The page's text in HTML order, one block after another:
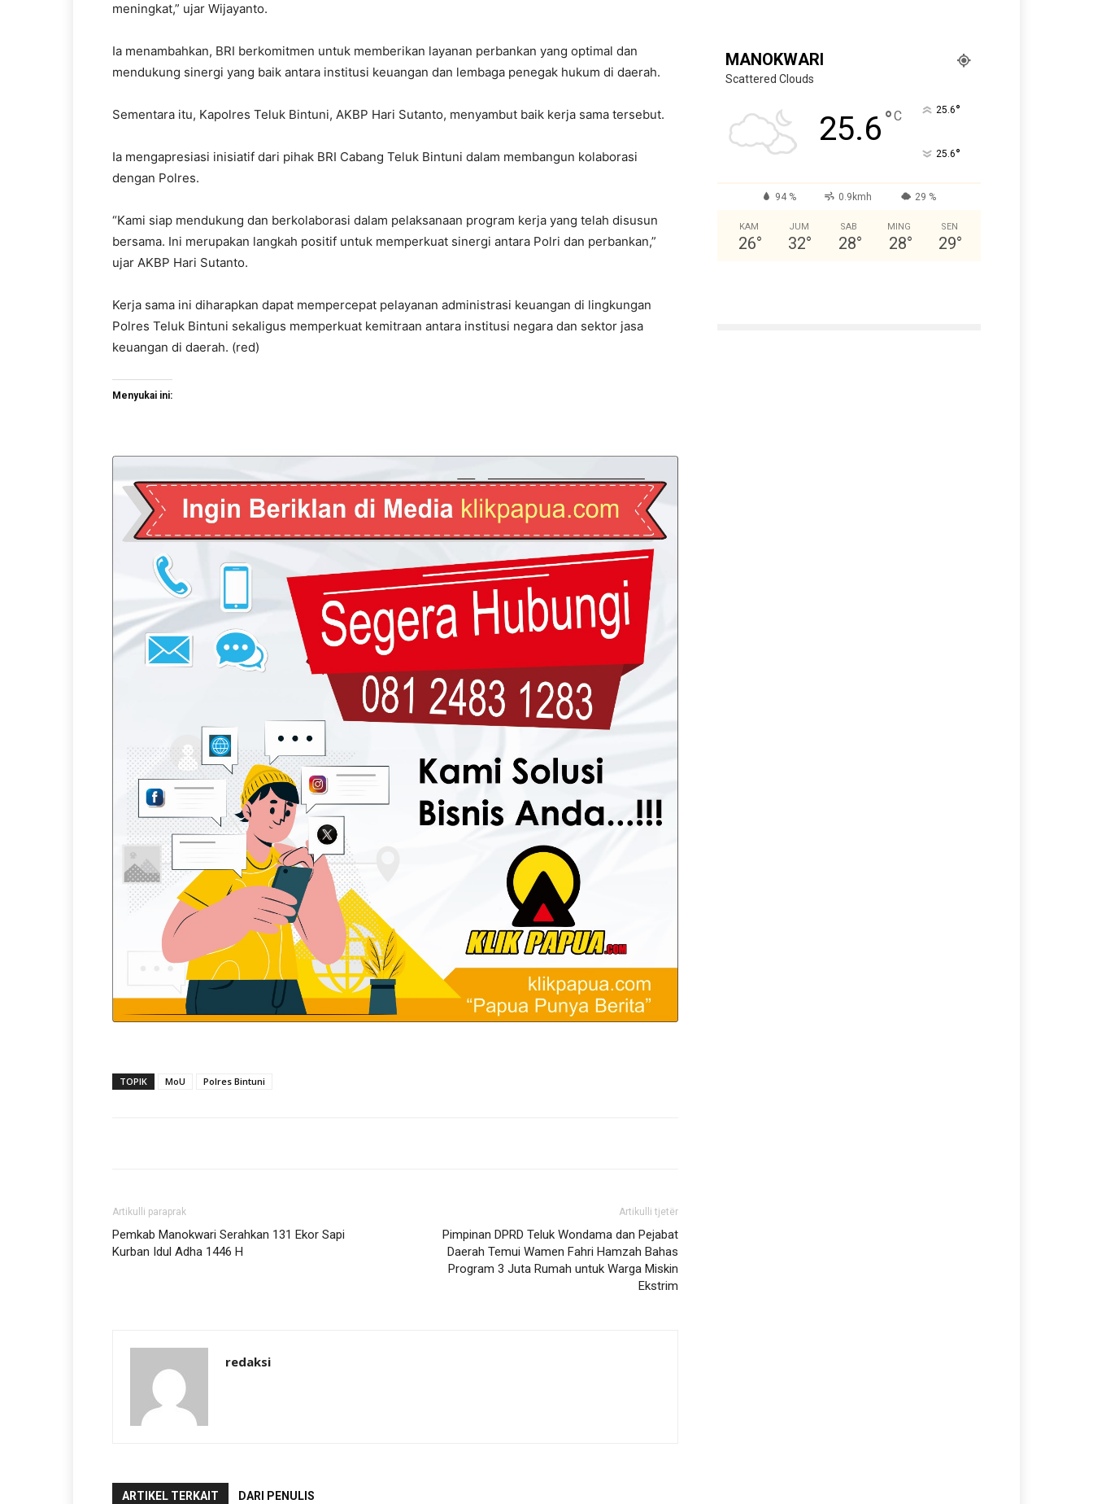
meningkat,” ujar Wijayanto.
Ia menambahkan, BRI berkomitmen untuk memberikan layanan perbankan yang optimal dan
mendukung sinergi yang baik antara institusi keuangan dan lembaga penegak hukum di daerah.
Sementara itu, Kapolres Teluk Bintuni, AKBP Hari Sutanto, menyambut baik kerja sama tersebut.
Ia mengapresiasi inisiatif dari pihak BRI Cabang Teluk Bintuni dalam membangun kolaborasi
dengan Polres.
“Kami siap mendukung dan berkolaborasi dalam pelaksanaan program kerja yang telah disusun
bersama. Ini merupakan langkah positif untuk memperkuat sinergi antara Polri dan perbankan,”
ujar AKBP Hari Sutanto.
Kerja sama ini diharapkan dapat mempercepat pelayanan administrasi keuangan di lingkungan
Polres Teluk Bintuni sekaligus memperkuat kemitraan antara institusi negara dan sektor jasa
keuangan di daerah. (red)
Menyukai ini:
TOPIK MoU Polres Bintuni
Artikulli paraprak
Pemkab Manokwari Serahkan 131 Ekor Sapi
Kurban Idul Adha 1446 H
Artikulli tjetër
Pimpinan DPRD Teluk Wondama dan Pejabat
Daerah Temui Wamen Fahri Hamzah Bahas
Program 3 Juta Rumah untuk Warga Miskin
Ekstrim
redaksi
ARTIKEL TERKAIT DARI PENULIS
MANOKWARI
Scattered Clouds
25.6°C 25.6°
25.6°
94 % 0.9kmh 29 %
KAM
26°
JUM
32°
SAB
28°
MING
28°
SEN
29°